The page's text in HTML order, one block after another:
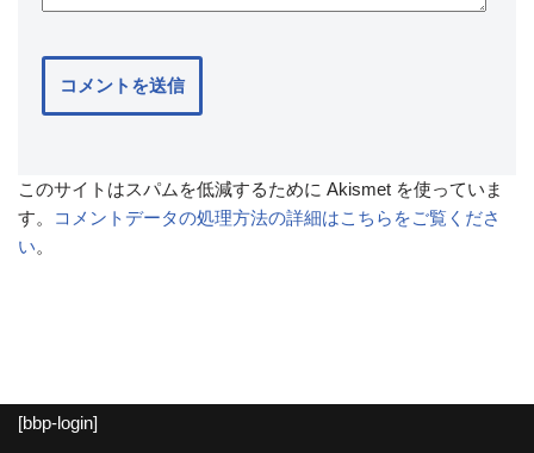
このサイトはスパムを低減するために Akismet を使っていま
す。
コメントデータの処理方法の詳細はこちらをご覧くださ
い。
[bbp-login]